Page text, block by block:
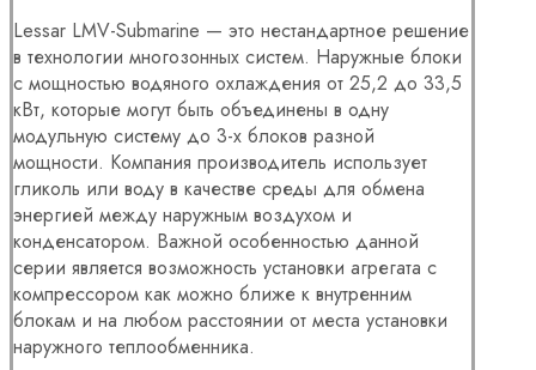
Lessar LMV-Submarine — это нестандартное решение
в технологии многозонных систем. Наружные блоки
с мощностью водяного охлаждения от 25,2 до 33,5
кВт, которые могут быть объединены в одну
модульную систему до 3-х блоков разной
мощности. Компания производитель использует
гликоль или воду в качестве среды для обмена
энергией между наружным воздухом и
конденсатором. Важной особенностью данной
серии является возможность установки агрегата с
компрессором как можно ближе к внутренним
блокам и на любом расстоянии от места установки
наружного теплообменника.